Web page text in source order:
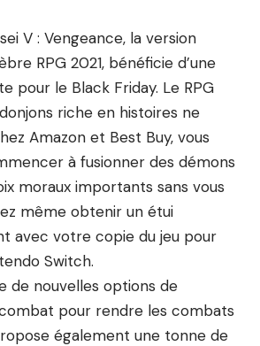
V : Vengeance, la version
RPG 2021, bénéficie d’une
pour le Black Friday. Le RPG
riche en histoires ne
Amazon et Best Buy, vous
à fusionner des démons
moraux importants sans vous
même obtenir un étui
avec votre copie du jeu pour
Switch.
de nouvelles options de
pour rendre les combats
également une tonne de